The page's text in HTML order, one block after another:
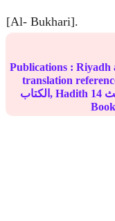
[Al- Bukhari].
Publications : Riyadh
الكتاب, Hadith 14
Book